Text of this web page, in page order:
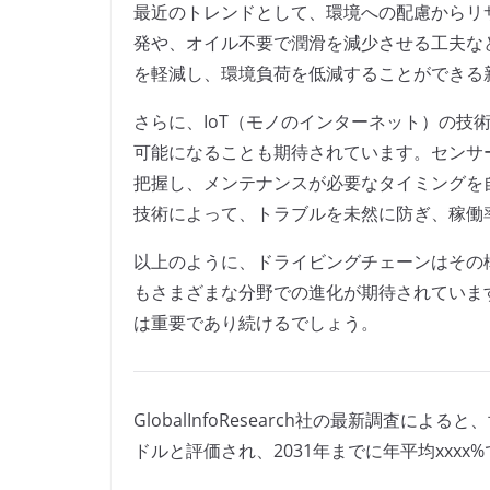
最近のトレンドとして、環境への配慮から
発や、オイル不要で潤滑を減少させる工夫
を軽減し、環境負荷を低減することができ
さらに、IoT（モノのインターネット）の技
可能になることも期待されています。セン
把握し、メンテナンスが必要なタイミング
技術によって、トラブルを未然に防ぎ、稼
以上のように、ドライビングチェーンはそ
もさまざまな分野での進化が期待されてい
は重要であり続けるでしょう。
GlobalInfoResearch社の最新調査によると
ドルと評価され、2031年までに年平均